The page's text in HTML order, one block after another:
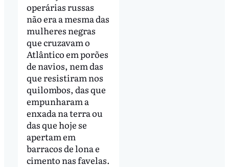
operárias russas
não era a mesma das
mulheres negras
que cruzavam o
Atlântico em porões
de navios, nem das
que resistiram nos
quilombos, das que
empunharam a
enxada na terra ou
das que hoje se
apertam em
barracos de lona e
cimento nas favelas.